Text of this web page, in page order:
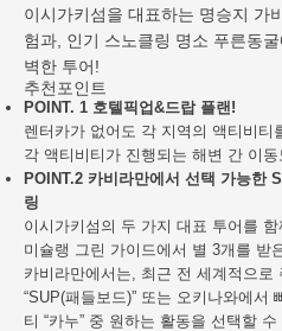
이시가키섬을 대표하는 명승지 가
험과, 인기 스노클링 명소 푸른동
벽한 투어!
추천포인트
POINT. 1 호텔픽업&드랍 플랜!
렌터카가 없어도 각 지역의 액티비티
각 액티비티가 진행되는 해변 간 이
POINT.2 카비 라만에서 선택 가능한
링
이시가키섬의 두 가지 대표 투어를 함
미슐랭 그린 가이드에서 별 3개를 받
카비라만에서는, 최근 전 세계적으로
“SUP(패들보드)” 또는 오키나와에서
티 “카누” 중 원하는 활동을 선택할